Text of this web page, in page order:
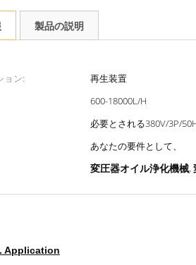
製品の説明
ョン: 再生装置
600-18000L/H
必要とされる380V/3P/
あなたの要件として、
変圧器オイル浄化機械,
Application